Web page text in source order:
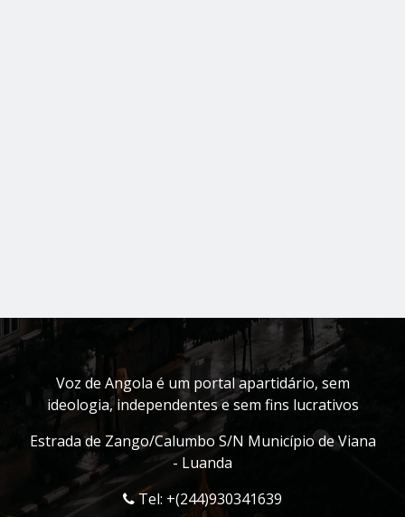
Voz de Angola é um portal apartidário, sem
ideologia, independentes e sem fins lucrativos
Estrada de Zango/Calumbo S/N Município de Viana
- Luanda
Tel: +(244)930341639